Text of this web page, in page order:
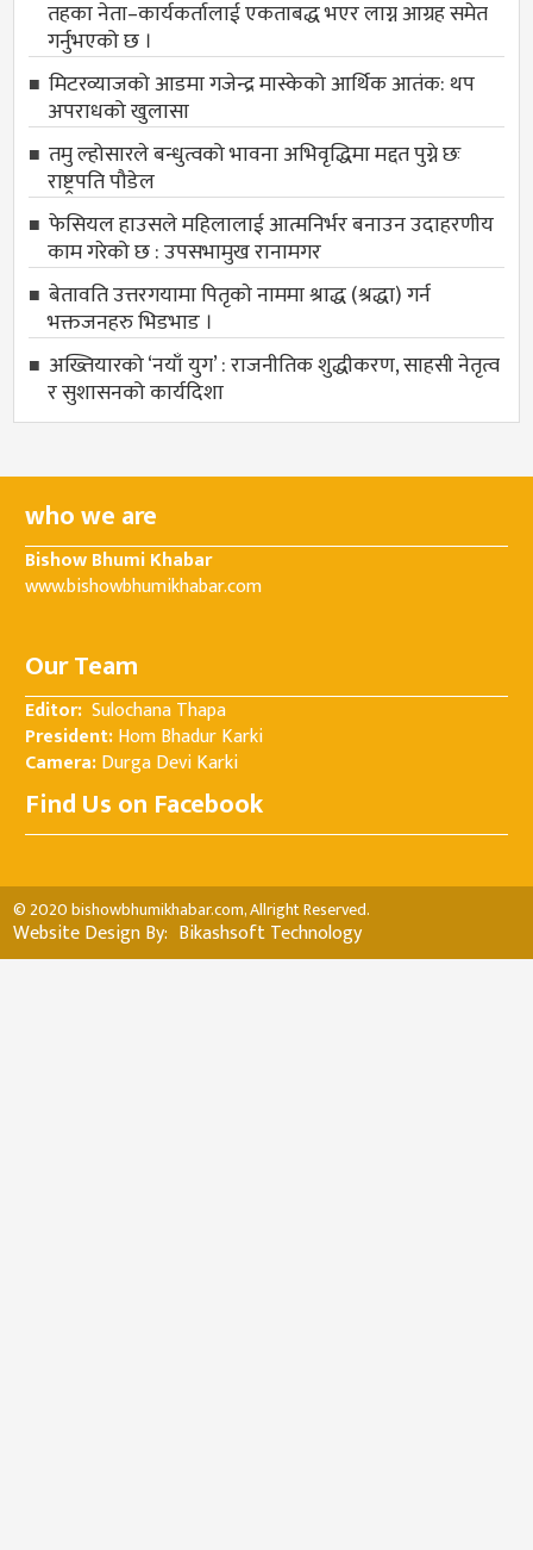
तहका नेता–कार्यकर्तालाई एकताबद्ध भएर लाग्न आग्रह समेत
गर्नुभएको छ ।
मिटरव्याजको आडमा गजेन्द्र मास्केको आर्थिक आतंक: थप
अपराधको खुलासा
तमु ल्होसारले बन्धुत्वको भावना अभिवृद्धिमा मद्दत पुग्ने छः
राष्ट्रपति पौडेल
फेसियल हाउसले महिलालाई आत्मनिर्भर बनाउन उदाहरणीय
काम गरेको छ : उपसभामुख रानामगर
बेतावति उत्तरगयामा पितृकाे नाममा श्राद्ध (श्रद्धा) गर्न
भक्तजनहरु भिडभाड ।
अख्तियारको ‘नयाँ युग’ : राजनीतिक शुद्धीकरण, साहसी नेतृत्व
र सुशासनको कार्यदिशा
who we are
Bishow Bhumi Khabar
www.bishowbhumikhabar.com
Our Team
Editor: Sulochana Thapa
President:Hom Bhadur Karki
Camera:Durga Devi Karki
Find Us on Facebook
© 2020 bishowbhumikhabar.com, Allright Reserved.
Website Design By: Bikashsoft Technology